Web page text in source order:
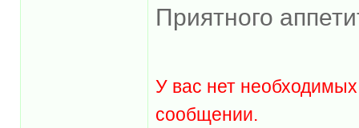
Приятного
У вас нет
сообщении.